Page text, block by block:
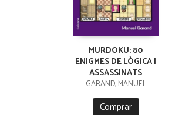
MURDOKU: 80
ENIGMES DE LÒGICA I
ASSASSINATS
GARAND, MANUEL
Comprar